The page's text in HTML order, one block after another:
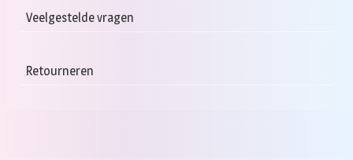
Veelgestelde vragen
Retourneren